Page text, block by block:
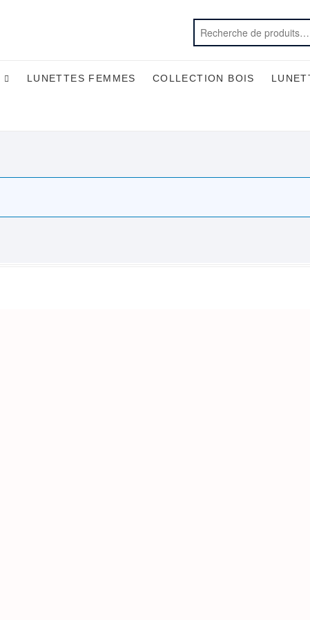
LUNETTES FEMMES COLLECTION BOIS